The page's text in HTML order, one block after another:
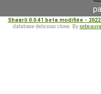
Shaarli 0.0.41 beta modifiée -
database delicious clone. By